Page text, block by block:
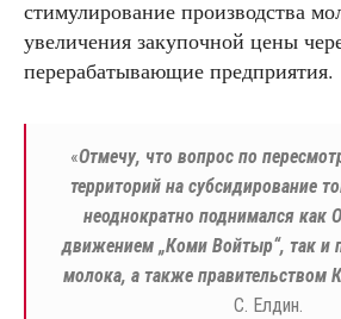
стимулирование производства
увеличения закупочной цены
перерабатывающие предприятия.
«Отмечу, что вопрос по
территорий на субсидирование
неоднократно поднимался как
движением „Коми Войтыр“, так и
молока, а также правительством
С. Елдин.